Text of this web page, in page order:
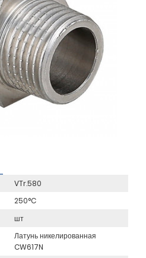
VTr.580
250°C
шт
Латунь никелированная
CW617N